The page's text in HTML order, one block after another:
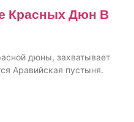
Красных Дюн В
дюны, захватывает
Аравийская пустыня.